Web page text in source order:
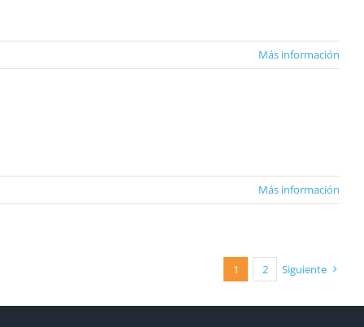
Más información
Más información
1 2 Siguiente